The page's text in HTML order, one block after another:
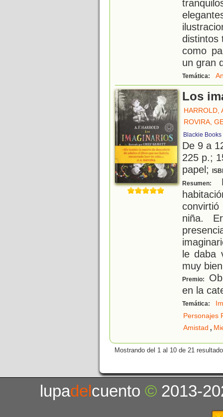
distintos
como
un gran
Temática:
Los
HARROLD,
ROVIRA,
Blackie Books
De 9 a
225 p.;
papel;
Resumen:
niña.
le daba
muy
Premio:
en la
Temática:
Personajes
Amistad ,
Mostrando del 1 al 10 de 21
lupadelcuento© 2013-